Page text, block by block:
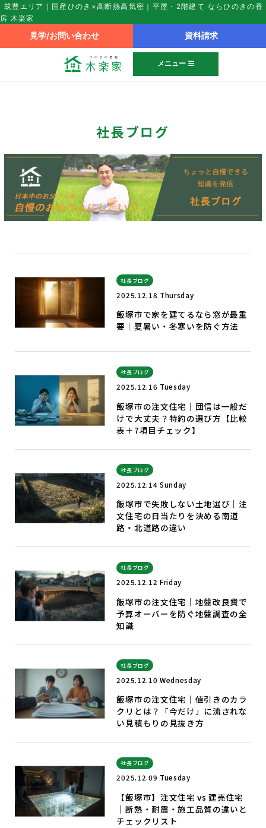
筑豊エリア｜国産ひのき×高断熱高気密｜平屋・2階建て ならひのきの香
房 木楽家
見学/お問い合わせ 資料請求
メニュー
社長ブログ
社長ブログ
2025.12.18 Thursday
飯塚市で家を建てるなら窓が最重
要｜夏暑い・冬寒いを防ぐ方法
社長ブログ
2025.12.16 Tuesday
飯塚市の注文住宅｜団信は一般だ
けで大丈夫？特約の選び方【比較
表＋7項目チェック】
社長ブログ
2025.12.14 Sunday
飯塚市で失敗しない土地選び｜注
文住宅の日当たりを決める南道
路・北道路の違い
社長ブログ
2025.12.12 Friday
飯塚市の注文住宅｜地盤改良費で
予算オーバーを防ぐ地盤調査の全
知識
社長ブログ
2025.12.10 Wednesday
飯塚市の注文住宅｜値引きのカラ
クリとは？「今だけ」に流されな
い見積もりの見抜き方
社長ブログ
2025.12.09 Tuesday
【飯塚市】注文住宅 vs 建売住宅
｜断熱・耐震・施工品質の違いと
チェックリスト